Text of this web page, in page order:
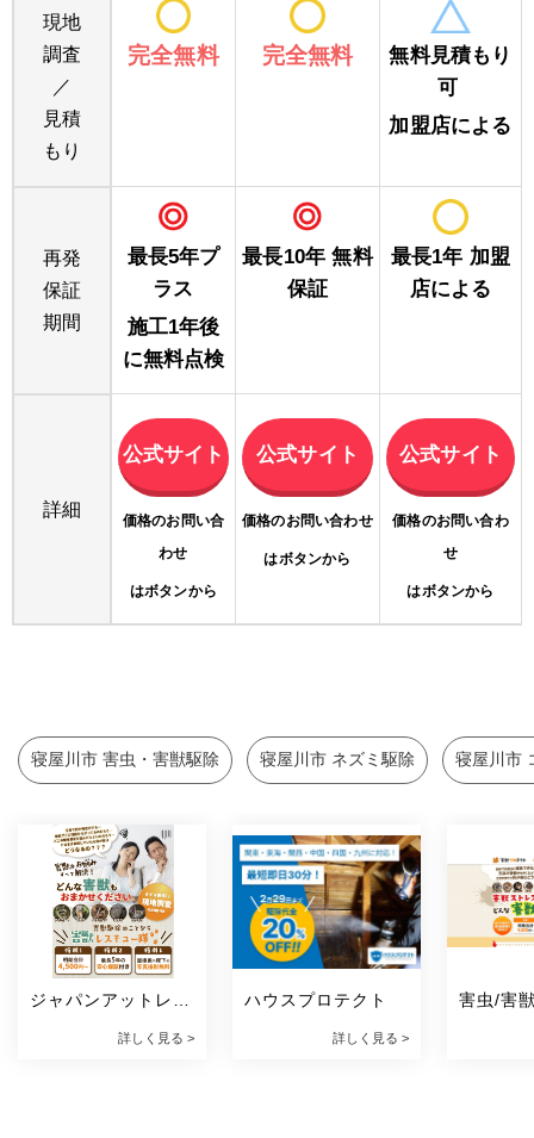
現地
調査
／
見積
もり
完全無料 完全無料
無料見積もり
可
加盟店による
再発
保証
期間
最長5年プ
ラス
施工1年後
に無料点検
最長10年 無料
保証
最長1年 加盟
店による
詳細
公式サイト
価格のお問い合
わせ
はボタンから
公式サイト
価格のお問い合わせ
はボタンから
公式サイト
価格のお問い合わ
せ
はボタンから
寝屋川市 害虫・害獣駆除 寝屋川市 ネズミ駆除 寝屋川市
ジャパンアットレス
詳しく見る >
ハウスプロテクト
詳しく見る >
害虫/害